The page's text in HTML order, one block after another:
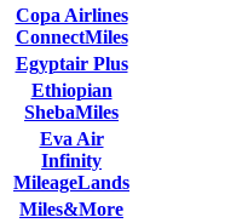
Copa Airlines
ConnectMiles
Egyptair Plus
Ethiopian
ShebaMiles
Eva Air
Infinity
MileageLands
Miles&More